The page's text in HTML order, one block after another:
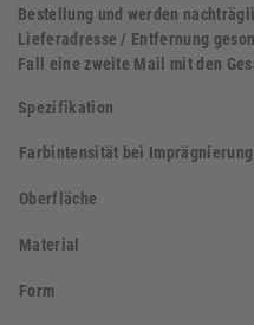
Bestellung und werden
Lieferadresse / Entfernung
Fall eine zweite Mail mit den
Spezifikation
Farbintensität bei Imprägnierung
Oberfläche
Material
Form